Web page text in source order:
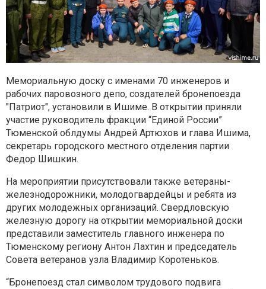
Мемориальную доску с именами 70 инженеров и
рабочих паровозного депо, создателей бронепоезда
"Патриот", установили в Ишиме. В открытии приняли
участие руководитель фракции “Единой России”
Тюменской облдумы Андрей Артюхов и глава Ишима,
секретарь городского местного отделения партии
Федор Шишкин.
На мероприятии присутствовали также ветераны-
железнодорожники, молодогвардейцы и ребята из
других молодежных организаций. Свердловскую
железную дорогу на открытии мемориальной доски
представили заместитель главного инженера по
Тюменскому региону Антон Лахтин и председатель
Совета ветеранов узла Владимир Коротеньков.
“Бронепоезд стал символом трудового подвига